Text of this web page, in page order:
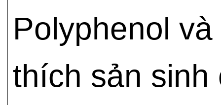
Polyphenol
thích sản sinh